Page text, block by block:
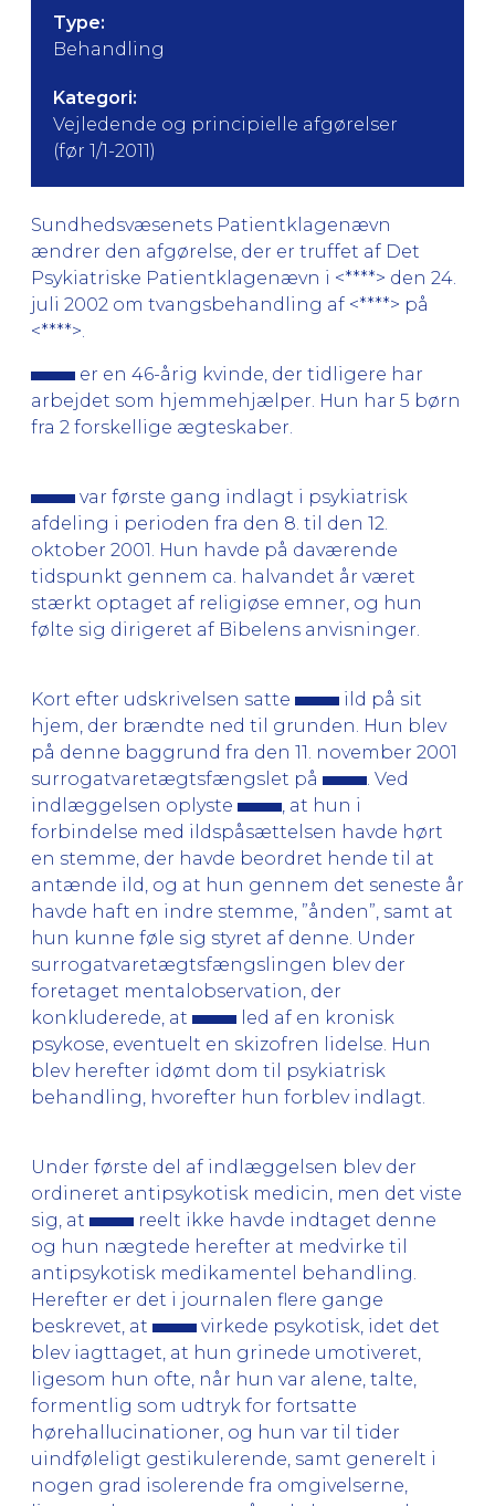
Type:
Behandling
Kategori:
Vejledende og principielle afgørelser
(før 1/1-2011)
Sundhedsvæsenets Patientklagenævn
ændrer den afgørelse, der er truffet af Det
Psykiatriske Patientklagenævn i <****> den 24.
juli 2002 om tvangsbehandling af <****> på
<****>.
er en 46-årig kvinde, der tidligere har
arbejdet som hjemmehjælper. Hun har 5 børn
fra 2 forskellige ægteskaber.
var første gang indlagt i psykiatrisk
afdeling i perioden fra den 8. til den 12.
oktober 2001. Hun havde på daværende
tidspunkt gennem ca. halvandet år været
stærkt optaget af religiøse emner, og hun
følte sig dirigeret af Bibelens anvisninger.
Kort efter udskrivelsen satte
ild på sit
hjem, der brændte ned til grunden. Hun blev
på denne baggrund fra den 11. november 2001
surrogatvaretægtsfængslet på
. Ved
indlæggelsen oplyste
, at hun i
forbindelse med ildspåsættelsen havde hørt
en stemme, der havde beordret hende til at
antænde ild, og at hun gennem det seneste år
havde haft en indre stemme, ”ånden”, samt at
hun kunne føle sig styret af denne. Under
surrogatvaretægtsfængslingen blev der
foretaget mentalobservation, der
konkluderede, at
led af en kronisk
psykose, eventuelt en skizofren lidelse. Hun
blev herefter idømt dom til psykiatrisk
behandling, hvorefter hun forblev indlagt.
Under første del af indlæggelsen blev der
ordineret antipsykotisk medicin, men det viste
sig, at
reelt ikke havde indtaget denne
og hun nægtede herefter at medvirke til
antipsykotisk medikamentel behandling.
Herefter er det i journalen flere gange
beskrevet, at
virkede psykotisk, idet det
blev iagttaget, at hun grinede umotiveret,
ligesom hun ofte, når hun var alene, talte,
formentlig som udtryk for fortsatte
hørehallucinationer, og hun var til tider
uindføleligt gestikulerende, samt generelt i
nogen grad isolerende fra omgivelserne,